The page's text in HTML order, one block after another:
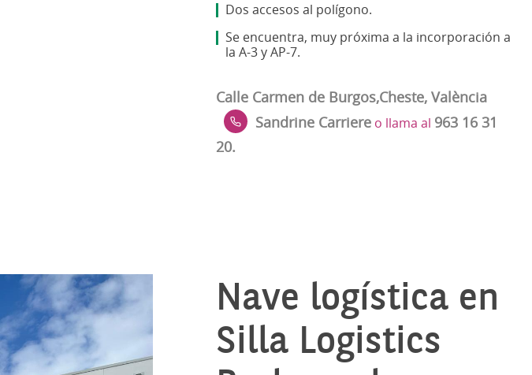
Dos accesos al polígono.
Se encuentra, muy próxima a la incorporación a
la A-3 y AP-7.
Calle Carmen de Burgos,Cheste, València
Sandrine Carriereo llama al 963 16 31
20.
Nave logística en
Silla Logistics